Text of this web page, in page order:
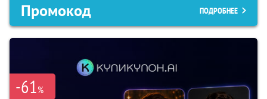
Промокод ПОДРОБНЕЕ
-61%